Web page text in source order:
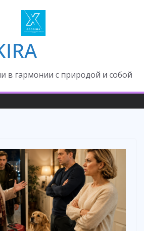
в гармонии с природой и собой